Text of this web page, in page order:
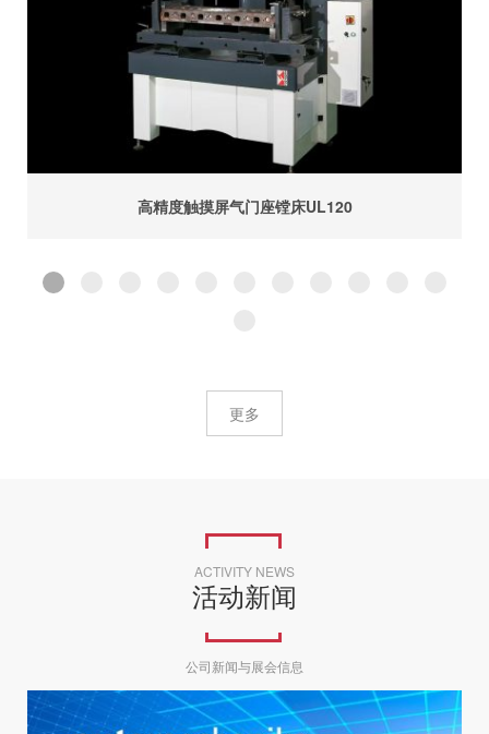
高精度触摸屏气门座镗床UL120
更多
ACTIVITY NEWS
活动新闻
公司新闻与展会信息